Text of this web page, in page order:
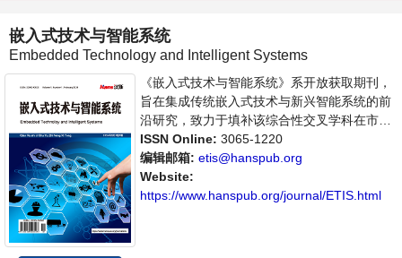
嵌入式技术与智能系统
Embedded Technology and Intelligent Systems
《嵌入式技术与智能系统》系开放获取期刊，
旨在集成传统嵌入式技术与新兴智能系统的前
沿研究，致力于填补该综合性交叉学科在市场
上的空白。本期刊特别注重软件算法、芯片设
计与硬件实施的协同进展，以及理论研究与工
程实践的紧密结合，面向学术界学者、产业界
专家与工程师、学生及技术爱好者，关注中国
ISSN Online: 3065-1220
编辑邮箱: etis@hanspub.org
Website:
https://www.hanspub.org/journal/ETIS.html